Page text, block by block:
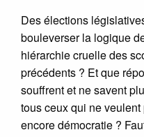
Des élections
bouleverser la logique
hiérarchie cruelle des
précédents ? Et que
souffrent et ne savent
tous ceux qui ne
encore démocratie ?